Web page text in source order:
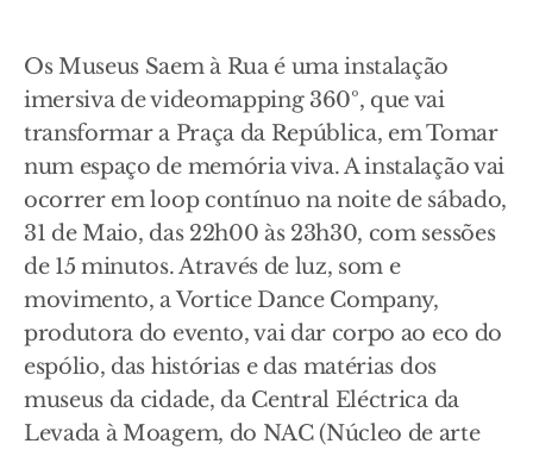
Os Museus Saem à Rua é uma instalação
imersiva de videomapping 360º, que vai
transformar a Praça da República, em Tomar
num espaço de memória viva. A instalação vai
ocorrer em loop contínuo na noite de sábado,
31 de Maio, das 22h00 às 23h30, com sessões
de 15 minutos. Através de luz, som e
movimento, a Vortice Dance Company,
produtora do evento, vai dar corpo ao eco do
espólio, das histórias e das matérias dos
museus da cidade, da Central Eléctrica da
Levada à Moagem, do NAC (Núcleo de arte